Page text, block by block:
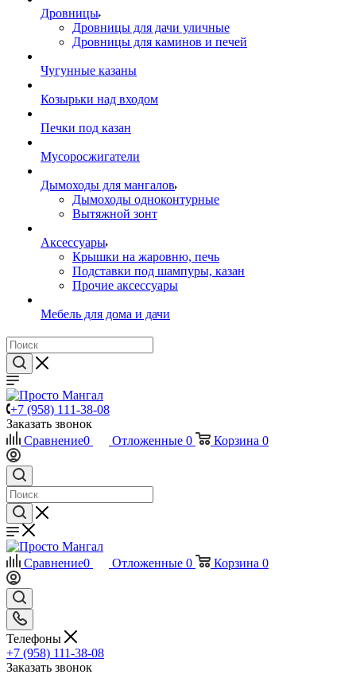
Дровницы
Дровницы для дачи уличные
Дровницы для каминов и печей
Чугунные казаны
Козырьки над входом
Печки под казан
Мусоросжигатели
Дымоходы для мангалов
Дымоходы одноконтурные
Вытяжной зонт
Аксессуары
Крышки на жаровню, печь
Подставки под шампуры, казан
Прочие аксессуары
Мебель для дома и дачи
+7 (958) 111-38-08
Заказать звонок
Сравнение0 Отложенные 0 Корзина 0
Сравнение0 Отложенные 0 Корзина 0
Телефоны
+7 (958) 111-38-08
Заказать звонок